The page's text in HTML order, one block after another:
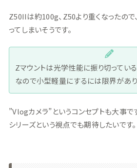
Z50IIは約100g、Z50より重くなったの
ってしまいそうです。
Zマウントは光学性能に振り切ってい
なので小型軽量にするには限界があり
”Vlogカメラ”というコンセプトも大事で
シリーズという視点でも期待したいです。